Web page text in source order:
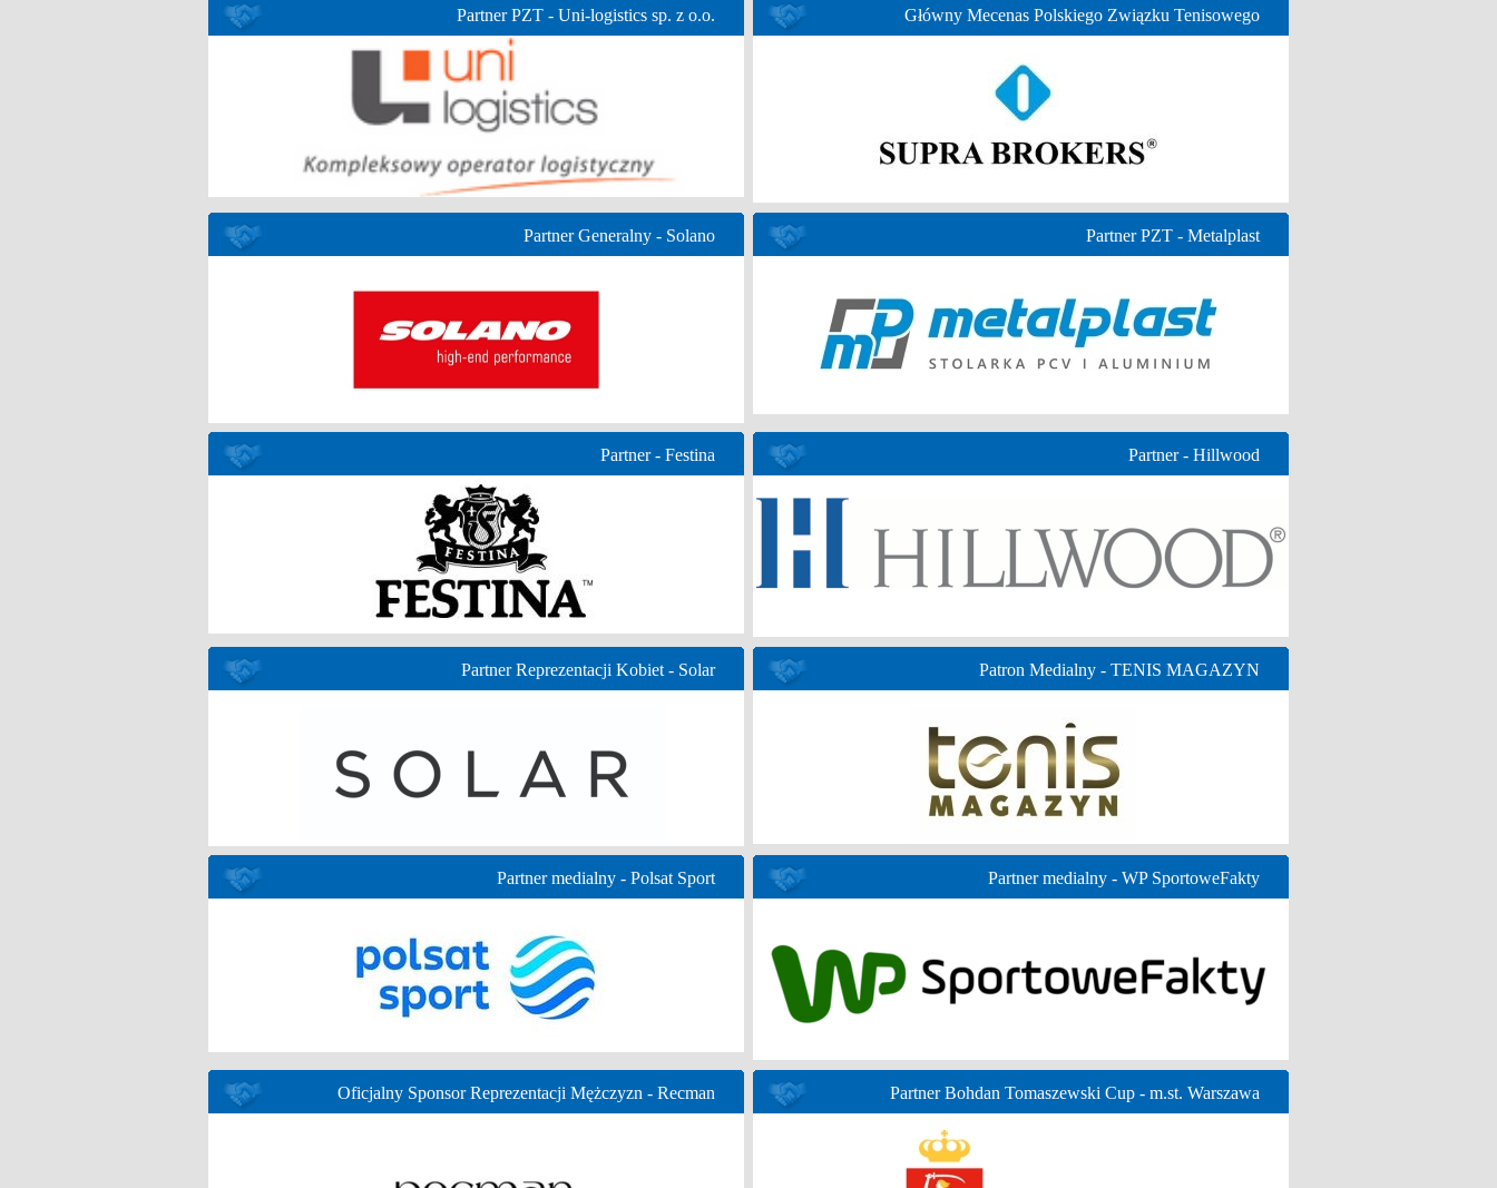
Partner PZT - Uni-logistics sp. z o.o. Główny Mecenas Polskiego Związku Tenisowego
Partner Generalny - Solano Partner PZT - Metalplast
Partner - Festina Partner - Hillwood
Partner Reprezentacji Kobiet - Solar Patron Medialny - TENIS MAGAZYN
Partner medialny - Polsat Sport Partner medialny - WP SportoweFakty
Oficjalny Sponsor Reprezentacji Mężczyzn - Recman Partner Bohdan Tomaszewski Cup - m.st. Warszawa